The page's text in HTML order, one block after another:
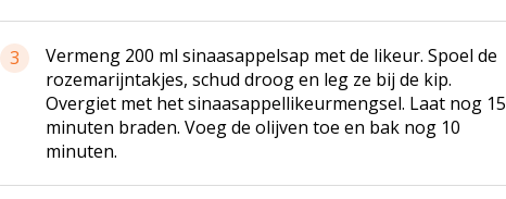
3
Vermeng 200 ml sinaasappelsap met de likeur. Spoel de
rozemarijntakjes, schud droog en leg ze bij de kip.
Overgiet met hetsinaasappellikeurmengsel. Laat nog 15
minuten braden. Voeg de olijven toe en bak nog 10
minuten.